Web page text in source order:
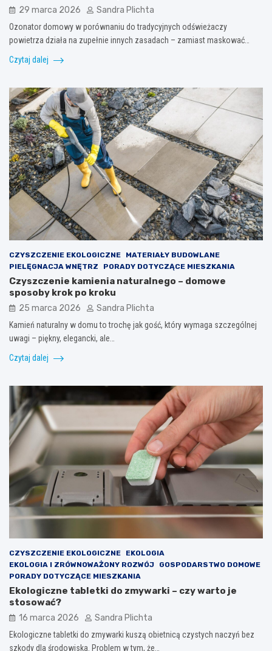
29 marca 2026 Sandra Plichta
Ozonator domowy w porównaniu do tradycyjnych odświeżaczy
powietrza działa na zupełnie innych zasadach – zamiast maskować…
Czytaj dalej
CZYSZCZENIE EKOLOGICZNE
MATERIAŁY BUDOWLANE
PIELĘGNACJA WNĘTRZ
PORADY DOTYCZĄCE MIESZKANIA
Czyszczenie kamienia naturalnego – domowe
sposoby krok po kroku
25 marca 2026 Sandra Plichta
Kamień naturalny w domu to trochę jak gość, który wymaga szczególnej
uwagi – piękny, elegancki, ale…
Czytaj dalej
CZYSZCZENIE EKOLOGICZNE
EKOLOGIA
EKOLOGIA I ZRÓWNOWAŻONY ROZWÓJ
GOSPODARSTWO DOMOWE
PORADY DOTYCZĄCE MIESZKANIA
Ekologiczne tabletki do zmywarki – czy warto je
stosować?
16 marca 2026 Sandra Plichta
Ekologiczne tabletki do zmywarki kuszą obietnicą czystych naczyń bez
szkody dla środowiska. Problem w tym, że…